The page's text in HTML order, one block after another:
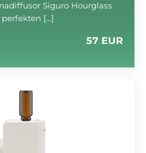
Siguro Hourglass
perfekten […]
57 EUR